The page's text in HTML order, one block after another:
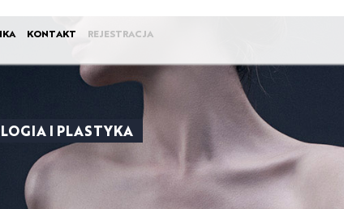
KONTAKT REJESTRACJA
I PLASTYKA